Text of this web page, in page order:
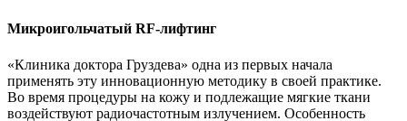
Микроигольчатый RF-лифтинг
«Клиника доктора Груздева» одна из первых начала
применять эту инновационную методику в своей практике.
Во время процедуры на кожу и подлежащие мягкие ткани
воздействуют радиочастотным излучением. Особенность